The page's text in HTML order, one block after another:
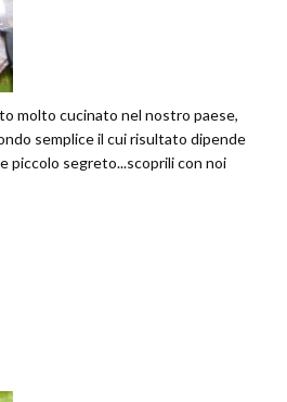
molto cucinato nel nostro paese,
semplice il cui risultato dipende
piccolo segreto...scoprili con noi